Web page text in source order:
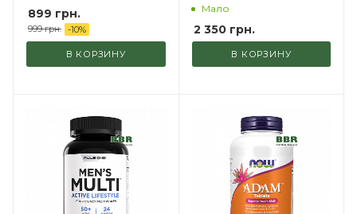
899 грн.
999грн. -10%
В КОРЗИНУ
Мало
2 350грн.
В КОРЗИНУ